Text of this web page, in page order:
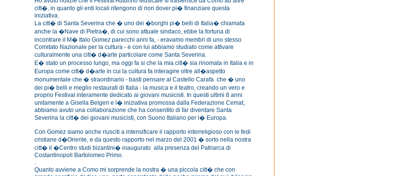
citt�, in quanto gli enti locali ritengono di non dover pi� finanziare questa
iniziativa.
La citt� di Santa Severina che � uno dei �borghi pi� belli di Italia� chiamata
anche la �Nave di Pietra�, di cui sono attuale sindaco, ebbe la fortuna di
incontrare il M� Italo Gomez parecchi anni fa, - eravamo membri di uno stesso
Comitato Nazionale per la cultura - e con lui abbiamo studiato come attivare
culturalmente una citt� d�arte particolare come Santa Severina.
E� stato un processo lungo, ma oggi fa si che la mia citt� sia rinomata in Italia e in
Europa come citt� d�arte in cui la cultura fa interagire oltre all�aspetto
monumentale che � straordinario - basti pensare al Castello Carafa che � uno
dei pi� belli e meglio restaurati di Italia - la musica e il teatro, creando un vero e
proprio Festival interamente dedicato ai giovani musicisti. In questi ultimi 8 anni
unitamente a Gisella Belgeri e l� iniziativa promossa dalla Federazione Cemat,
abbiamo avuto una collaborazione che ha consentito di far diventare Santa
Severina la citt� dei giovani musicisti, con Suono Italiano per l� Europa.
Con Gomez siamo anche riusciti a intensificare il rapporto interreligioso con le fedi
cristiane d�Oriente, e da questo rapporto nel marzo del 2001 � sorto nella nostra
citt� il �Centro studi bizantini� inaugurato alla presenza del Patriarca di
Costantinopoli Bartolomeo Primo.
.
Quanto avviene a Como mi sorprende la nostra � una piccola citt� che con